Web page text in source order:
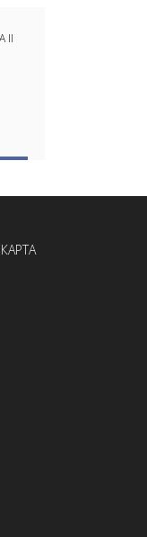
II
КАРТА